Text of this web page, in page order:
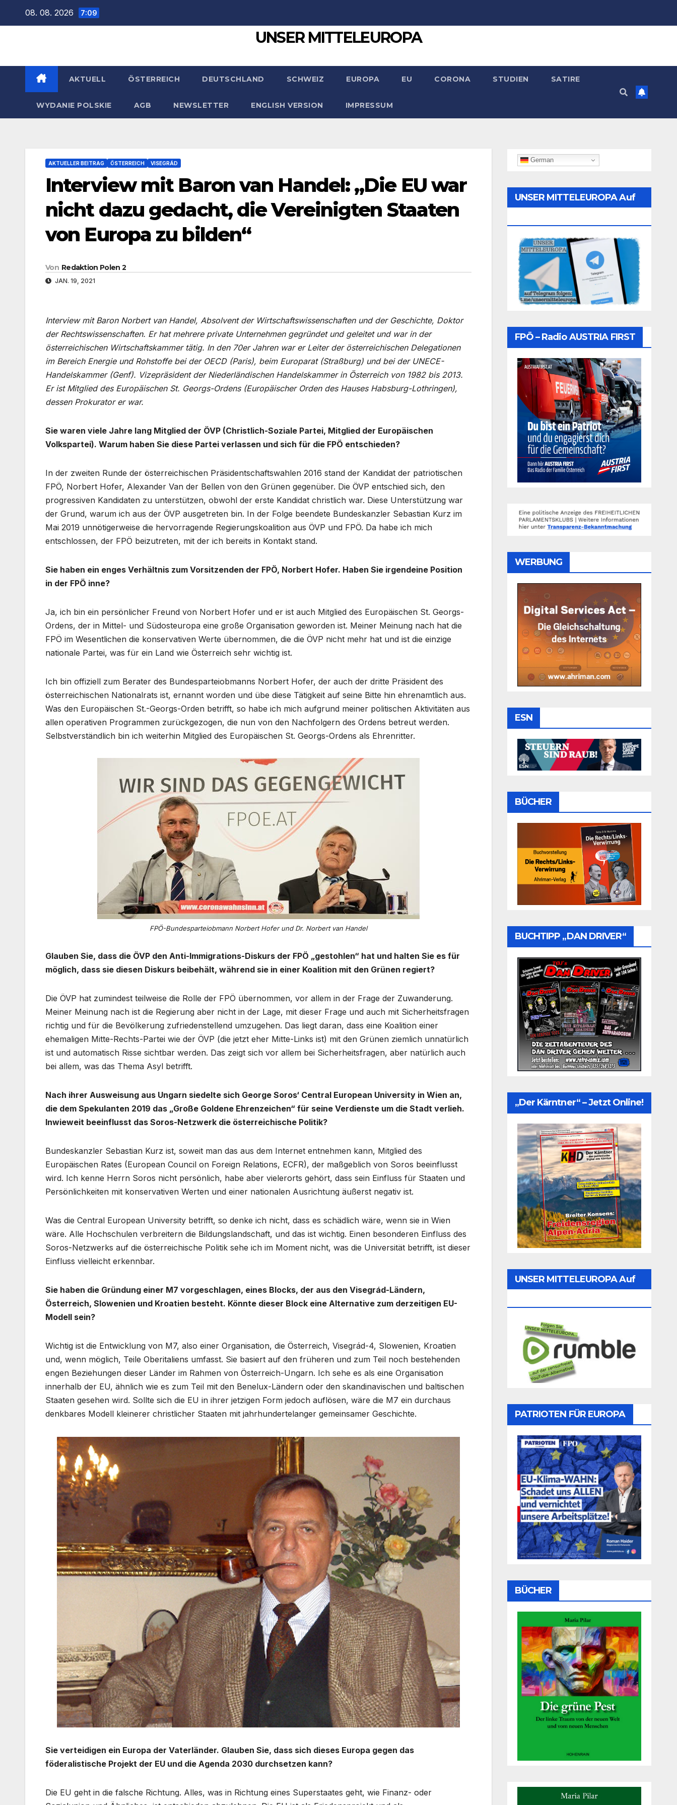
08. 08. 2026 7:09
UNSER MITTELEUROPA
AKTUELL ÖSTERREICH DEUTSCHLAND SCHWEIZ EUROPA EU CORONA STUDIEN SATIRE
WYDANIE POLSKIE AGB NEWSLETTER ENGLISH VERSION IMPRESSUM
AKTUELLER BEITRAG ÖSTERREICH VISEGRÁD
Interview mit Baron van Handel: „Die EU war
nicht dazu gedacht, die Vereinigten Staaten
von Europa zu bilden“
Von Redaktion Polen 2
JAN. 19, 2021
Interview mit Baron Norbert van Handel, Absolvent der Wirtschaftswissenschaften und der Geschichte, Doktor
der Rechtswissenschaften. Er hat mehrere private Unternehmen gegründet und geleitet und war in der
österreichischen Wirtschaftskammer tätig. In den 70er Jahren war er Leiter der österreichischen Delegationen
im Bereich Energie und Rohstoffe bei der OECD (Paris), beim Europarat (Straßburg) und bei der UNECE-
Handelskammer (Genf). Vizepräsident der Niederländischen Handelskammer in Österreich von 1982 bis 2013.
Er ist Mitglied des Europäischen St. Georgs-Ordens (Europäischer Orden des Hauses Habsburg-Lothringen),
dessen Prokurator er war.
Sie waren viele Jahre lang Mitglied der ÖVP (Christlich-Soziale Partei, Mitglied der Europäischen
Volkspartei). Warum haben Sie diese Partei verlassen und sich für die FPÖ entschieden?
In der zweiten Runde der österreichischen Präsidentschaftswahlen 2016 stand der Kandidat der patriotischen
FPÖ, Norbert Hofer, Alexander Van der Bellen von den Grünen gegenüber. Die ÖVP entschied sich, den
progressiven Kandidaten zu unterstützen, obwohl der erste Kandidat christlich war. Diese Unterstützung war
der Grund, warum ich aus der ÖVP ausgetreten bin. In der Folge beendete Bundeskanzler Sebastian Kurz im
Mai 2019 unnötigerweise die hervorragende Regierungskoalition aus ÖVP und FPÖ. Da habe ich mich
entschlossen, der FPÖ beizutreten, mit der ich bereits in Kontakt stand.
Sie haben ein enges Verhältnis zum Vorsitzenden der FPÖ, Norbert Hofer. Haben Sie irgendeine Position
in der FPÖ inne?
Ja, ich bin ein persönlicher Freund von Norbert Hofer und er ist auch Mitglied des Europäischen St. Georgs-
Ordens, der in Mittel- und Südosteuropa eine große Organisation geworden ist. Meiner Meinung nach hat die
FPÖ im Wesentlichen die konservativen Werte übernommen, die die ÖVP nicht mehr hat und ist die einzige
nationale Partei, was für ein Land wie Österreich sehr wichtig ist.
Ich bin offiziell zum Berater des Bundesparteiobmanns Norbert Hofer, der auch der dritte Präsident des
österreichischen Nationalrats ist, ernannt worden und übe diese Tätigkeit auf seine Bitte hin ehrenamtlich aus.
Was den Europäischen St.-Georgs-Orden betrifft, so habe ich mich aufgrund meiner politischen Aktivitäten aus
allen operativen Programmen zurückgezogen, die nun von den Nachfolgern des Ordens betreut werden.
Selbstverständlich bin ich weiterhin Mitglied des Europäischen St. Georgs-Ordens als Ehrenritter.
FPÖ-Bundesparteiobmann Norbert Hofer und Dr. Norbert van Handel
Glauben Sie, dass die ÖVP den Anti-Immigrations-Diskurs der FPÖ „gestohlen“ hat und halten Sie es für
möglich, dass sie diesen Diskurs beibehält, während sie in einer Koalition mit den Grünen regiert?
Die ÖVP hat zumindest teilweise die Rolle der FPÖ übernommen, vor allem in der Frage der Zuwanderung.
Meiner Meinung nach ist die Regierung aber nicht in der Lage, mit dieser Frage und auch mit Sicherheitsfragen
richtig und für die Bevölkerung zufriedenstellend umzugehen. Das liegt daran, dass eine Koalition einer
ehemaligen Mitte-Rechts-Partei wie der ÖVP (die jetzt eher Mitte-Links ist) mit den Grünen ziemlich unnatürlich
ist und automatisch Risse sichtbar werden. Das zeigt sich vor allem bei Sicherheitsfragen, aber natürlich auch
bei allem, was das Thema Asyl betrifft.
Nach ihrer Ausweisung aus Ungarn siedelte sich George Soros‘ Central European University in Wien an,
die dem Spekulanten 2019 das „Große Goldene Ehrenzeichen“ für seine Verdienste um die Stadt verlieh.
Inwieweit beeinflusst das Soros-Netzwerk die österreichische Politik?
Bundeskanzler Sebastian Kurz ist, soweit man das aus dem Internet entnehmen kann, Mitglied des
Europäischen Rates (European Council on Foreign Relations, ECFR), der maßgeblich von Soros beeinflusst
wird. Ich kenne Herrn Soros nicht persönlich, habe aber vielerorts gehört, dass sein Einfluss für Staaten und
Persönlichkeiten mit konservativen Werten und einer nationalen Ausrichtung äußerst negativ ist.
Was die Central European University betrifft, so denke ich nicht, dass es schädlich wäre, wenn sie in Wien
wäre. Alle Hochschulen verbreitern die Bildungslandschaft, und das ist wichtig. Einen besonderen Einfluss des
Soros-Netzwerks auf die österreichische Politik sehe ich im Moment nicht, was die Universität betrifft, ist dieser
Einfluss vielleicht erkennbar.
Sie haben die Gründung einer M7 vorgeschlagen, eines Blocks, der aus den Visegrád-Ländern,
Österreich, Slowenien und Kroatien besteht. Könnte dieser Block eine Alternative zum derzeitigen EU-
Modell sein?
Wichtig ist die Entwicklung von M7, also einer Organisation, die Österreich, Visegrád-4, Slowenien, Kroatien
und, wenn möglich, Teile Oberitaliens umfasst. Sie basiert auf den früheren und zum Teil noch bestehenden
engen Beziehungen dieser Länder im Rahmen von Österreich-Ungarn. Ich sehe es als eine Organisation
innerhalb der EU, ähnlich wie es zum Teil mit den Benelux-Ländern oder den skandinavischen und baltischen
Staaten gesehen wird. Sollte sich die EU in ihrer jetzigen Form jedoch auflösen, wäre die M7 ein durchaus
denkbares Modell kleinerer christlicher Staaten mit jahrhundertelanger gemeinsamer Geschichte.
Sie verteidigen ein Europa der Vaterländer. Glauben Sie, dass sich dieses Europa gegen das
föderalistische Projekt der EU und die Agenda 2030 durchsetzen kann?
Die EU geht in die falsche Richtung. Alles, was in Richtung eines Superstaates geht, wie Finanz- oder
German
UNSER MITTELEUROPA Auf
FPÖ – Radio AUSTRIA FIRST
WERBUNG
ESN
BÜCHER
BUCHTIPP „DAN DRIVER“
„Der Kärntner“ – Jetzt Online!
UNSER MITTELEUROPA Auf
PATRIOTEN FÜR EUROPA
BÜCHER